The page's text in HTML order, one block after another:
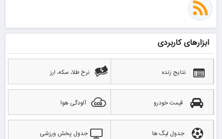
ابزارهای کاربردی
نتایج زنده نرخ طلا، سکه، ارز
قیمت خودرو آلودگی هوا
جدول لیگ ها جدول پخش ورزشی